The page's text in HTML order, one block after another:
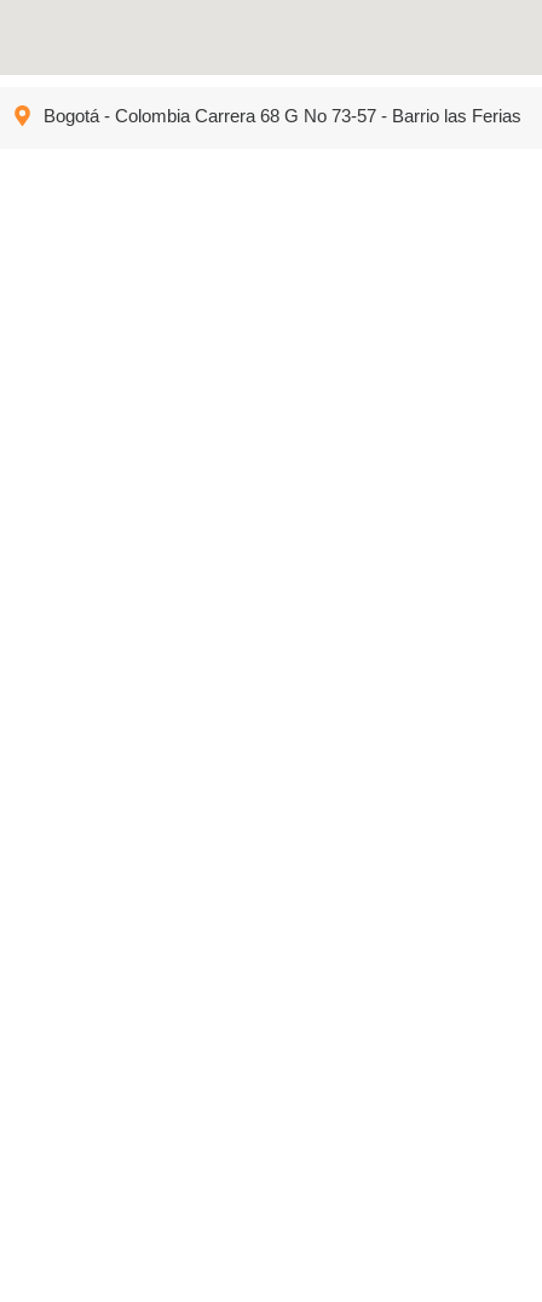
Bogotá - Colombia Carrera 68 G No 73-57 - Barrio las Ferias